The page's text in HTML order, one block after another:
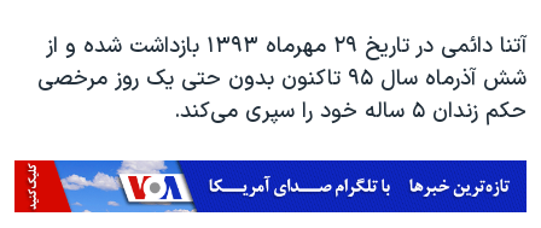
آتنا دائمی در تاریخ ۲۹ مهرماه ۱۳۹۳ بازداشت شده و از
شش آذرماه سال ۹۵ تاکنون بدون حتی یک روز مرخصی
حکم زندان ۵ ساله خود را سپری می‌کند.